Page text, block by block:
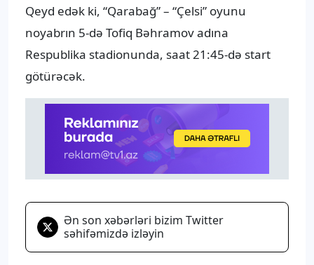
Qeyd edək ki, “Qarabağ” – “Çelsi” oyunu
noyabrın 5-də Tofiq Bəhramov adına
Respublika stadionunda, saat 21:45-də start
götürəcək.
Ən son xəbərləri bizim Twitter
səhifəmizdə izləyin